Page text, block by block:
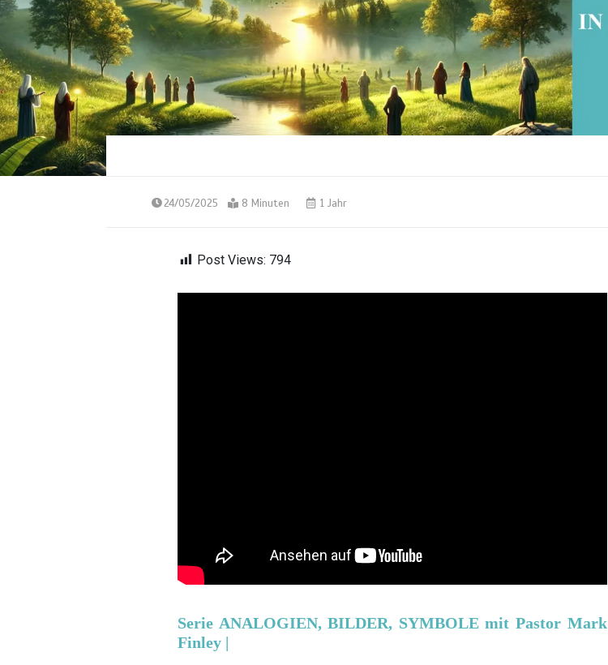
24/05/2025 8 Minuten 1 Jahr
Post Views: 794
Serie ANALOGIEN, BILDER, SYMBOLE mit Pastor Mark
Finley |